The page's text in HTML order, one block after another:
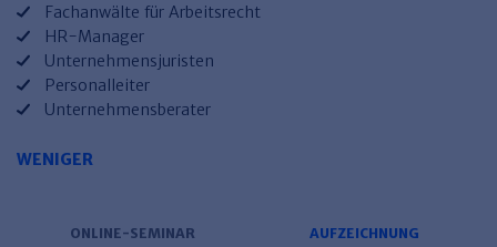
Fachanwälte für Arbeitsrecht
HR-Manager
Unternehmensjuristen
Personalleiter
Unternehmensberater
WENIGER
ONLINE-SEMINAR AUFZEICHNUNG